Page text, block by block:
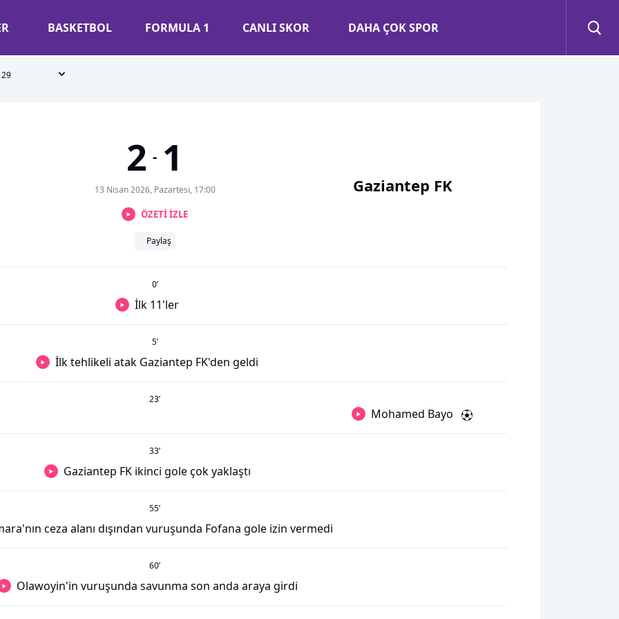
BASKETBOL FORMULA 1 CANLI SKOR DAHA ÇOK SPOR
29
2 - 1
13 Nisan 2026, Pazartesi, 17:00
ÖZETİ İZLE
Paylaş
Gaziantep FK
0’
İlk 11'ler
5’
İlk tehlikeli atak Gaziantep FK'den geldi
23’
Mohamed Bayo
33’
Gaziantep FK ikinci gole çok yaklaştı
55’
ceza alanı dışından vuruşunda Fofana gole izin vermedi
60’
Olawoyin'in vuruşunda savunma son anda araya girdi